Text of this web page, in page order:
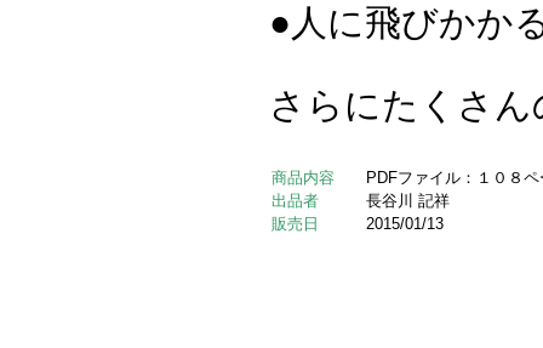
●人に飛びかか
さらにたくさ
商品内容
PDFファイル：１０８ペ
出品者
長谷川 記祥
販売日
2015/01/13